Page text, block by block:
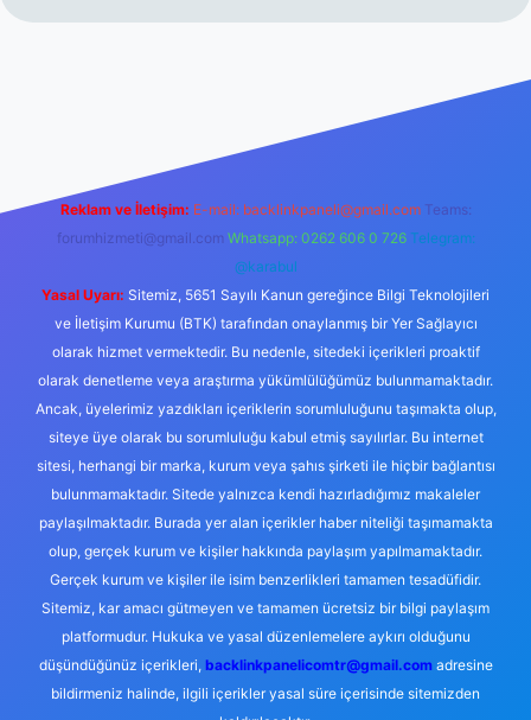
Reklam ve İletişim: E-mail: backlinkpaneli@gmail.com Teams:
forumhizmeti@gmail.com Whatsapp: 0262 606 0 726 Telegram:
@karabul
Yasal Uyarı: Sitemiz, 5651 Sayılı Kanun gereğince Bilgi Teknolojileri
ve İletişim Kurumu (BTK) tarafından onaylanmış bir Yer Sağlayıcı
olarak hizmet vermektedir. Bu nedenle, sitedeki içerikleri proaktif
olarak denetleme veya araştırma yükümlülüğümüz bulunmamaktadır.
Ancak, üyelerimiz yazdıkları içeriklerin sorumluluğunu taşımakta olup,
siteye üye olarak bu sorumluluğu kabul etmiş sayılırlar. Bu internet
sitesi, herhangi bir marka, kurum veya şahıs şirketi ile hiçbir bağlantısı
bulunmamaktadır. Sitede yalnızca kendi hazırladığımız makaleler
paylaşılmaktadır. Burada yer alan içerikler haber niteliği taşımamakta
olup, gerçek kurum ve kişiler hakkında paylaşım yapılmamaktadır.
Gerçek kurum ve kişiler ile isim benzerlikleri tamamen tesadüfidir.
Sitemiz, kar amacı gütmeyen ve tamamen ücretsiz bir bilgi paylaşım
platformudur. Hukuka ve yasal düzenlemelere aykırı olduğunu
düşündüğünüz içerikleri, backlinkpanelicomtr@gmail.comadresine
bildirmeniz halinde, ilgili içerikler yasal süre içerisinde sitemizden